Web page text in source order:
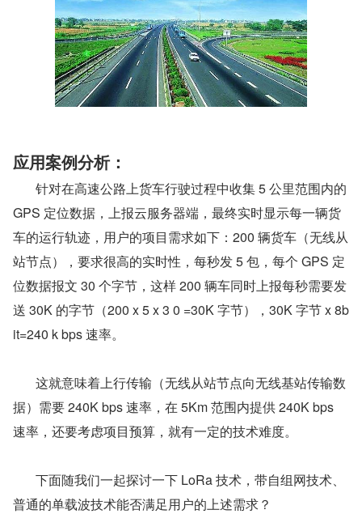
应用案例分析：
GPS 定位数据，上报云服务器端，最终实时显示每一辆货
车的运行轨迹，用户的项目需求如下：200 辆货车（无线从
站节点），要求很高的实时性，每秒发 5 包，每个 GPS 定
位数据报文 30 个字节，这样 200 辆车同时上报每秒需要发
送 30K 的字节（200 x 5 x 3 0 =30K 字节），30K 字节 x 8b
it=240 k bps 速率。
据）需要 240K bps 速率，在 5Km 范围内提供 240K bps
速率，还要考虑项目预算，就有一定的技术难度。
普通的单载波技术能否满足用户的上述需求？